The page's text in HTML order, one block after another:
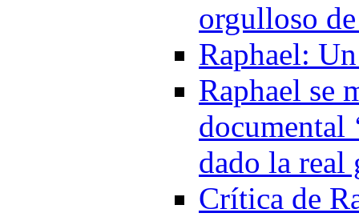
orgulloso
Raphael:
Raphael se
documental
dado la real
Crítica de